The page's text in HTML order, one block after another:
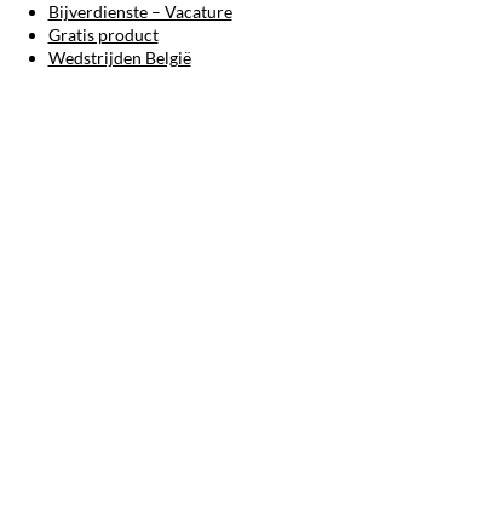
Bijverdienste – Vacature
Gratis product
Wedstrijden België